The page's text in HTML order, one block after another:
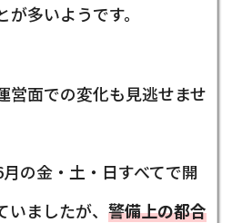
が多いようです。
営面での変化も見逃せませ
の金・土・日すべてで開
いましたが、 警備上の都合